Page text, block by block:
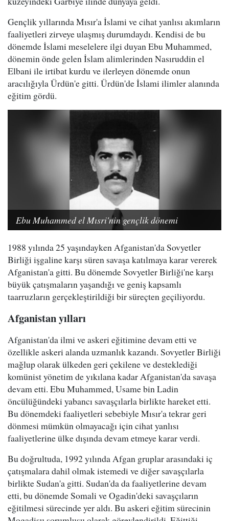
Gençlik yıllarında Mısır'a İslami ve cihat yanlısı akımların
faaliyetleri zirveye ulaşmış durumdaydı. Kendisi de bu
dönemde İslami meselelere ilgi duyan Ebu Muhammed,
dönemin önde gelen İslam alimlerinden Nasıruddin el
Elbani ile irtibat kurdu ve ilerleyen dönemde onun
aracılığıyla Ürdün'e gitti. Ürdün'de İslami ilimler alanında
eğitim gördü.
Ebu Muhammed el Mısri'nin gençlik dönemi
1988 yılında 25 yaşındayken Afganistan'da Sovyetler
Birliği işgaline karşı süren savaşa katılmaya karar vererek
Afganistan'a gitti. Bu dönemde Sovyetler Birliği'ne karşı
büyük çatışmaların yaşandığı ve geniş kapsamlı
taarruzların gerçekleştirildiği bir süreçten geçiliyordu.
Afganistan yılları
Afganistan'da ilmi ve askeri eğitimine devam etti ve
özellikle askeri alanda uzmanlık kazandı. Sovyetler Birliği
mağlup olarak ülkeden geri çekilene ve desteklediği
komünist yönetim de yıkılana kadar Afganistan'da savaşa
devam etti. Ebu Muhammed, Usame bin Ladin
öncülüğündeki yabancı savaşçılarla birlikte hareket etti.
Bu dönemdeki faaliyetleri sebebiyle Mısır'a tekrar geri
dönmesi mümkün olmayacağı için cihat yanlısı
faaliyetlerine ülke dışında devam etmeye karar verdi.
Bu doğrultuda, 1992 yılında Afgan gruplar arasındaki iç
çatışmalara dahil olmak istemedi ve diğer savaşçılarla
birlikte Sudan'a gitti. Sudan'da da faaliyetlerine devam
etti, bu dönemde Somali ve Ogadin'deki savaşçıların
eğitilmesi sürecinde yer aldı. Bu askeri eğitim sürecinin